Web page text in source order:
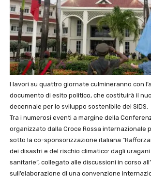
I lavori su quattro giornate culmineranno con
documento di esito politico, che costituirà il
decennale per lo sviluppo sostenibile dei SIDS.
Tra i numerosi eventi a margine della
organizzato dalla Croce Rossa internazionale
sotto la co-sponsorizzazione italiana
dei disastri e del rischio climatico: dagli
sanitarie”, collegato alle discussioni in corso
sull’elaborazione di una convenzione